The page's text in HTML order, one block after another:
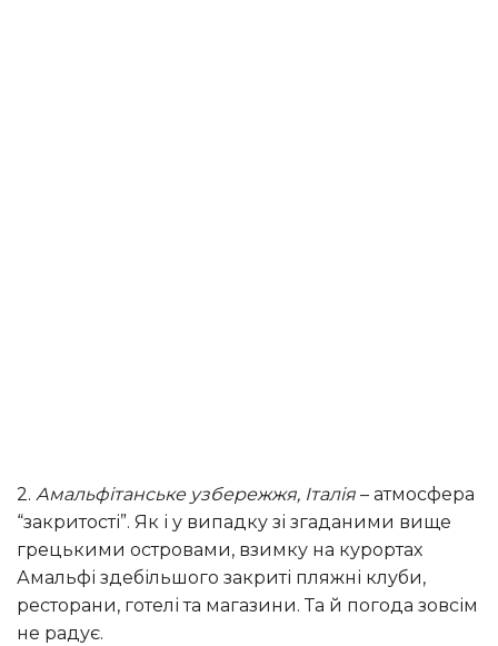
Амальфітанське узбережжя, Італія – атмосфера
“закритості”. Як і у випадку зі згаданими вище
грецькими островами, взимку на курортах
Амальфі здебільшого закриті пляжні клуби,
ресторани, готелі та магазини. Та й погода зовсім
не радує.